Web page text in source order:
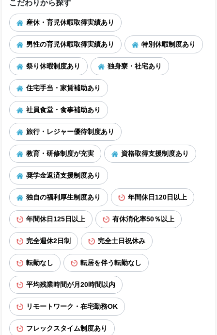
こだわりから探す
産休・育児休暇取得実績あり
男性の育児休暇取得実績あり 特別休暇制度あり
祭り休暇制度あり 独身寮・社宅あり
住宅手当・家賃補助あり
社員食堂・食事補助あり
旅行・レジャー優待制度あり
教育・研修制度が充実 資格取得支援制度あり
奨学金返済支援制度あり
独自の福利厚生制度あり 年間休日120日以上
年間休日125日以上 有休消化率50％以上
完全週休2日制 完全土日祝休み
転勤なし 転居を伴う転勤なし
平均残業時間が月20時間以内
リモートワーク・在宅勤務OK
フレックスタイム制度あり